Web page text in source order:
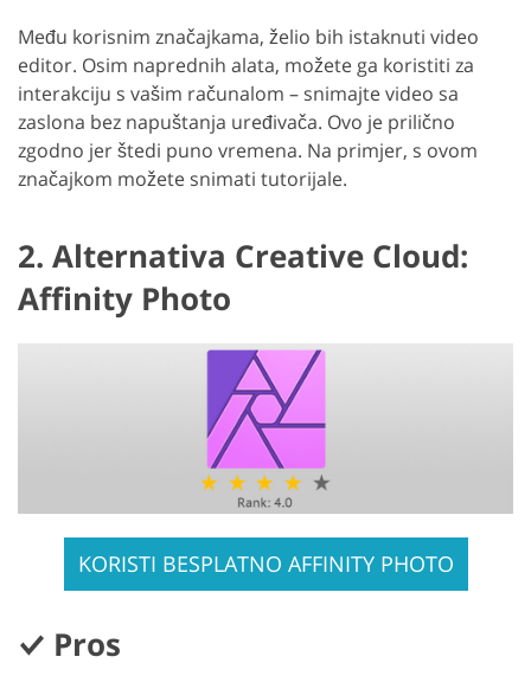
Među korisnim značajkama, želio bih istaknuti video
editor. Osim naprednih alata, možete ga koristiti za
interakciju s vašim računalom – snimajte video sa
zaslona bez napuštanja uređivača. Ovo je prilično
zgodno jer štedi puno vremena. Na primjer, s ovom
značajkom možete snimati tutorijale.
2. Alternativa Creative Cloud:
Affinity Photo
KORISTI BESPLATNO AFFINITY PHOTO
Pros